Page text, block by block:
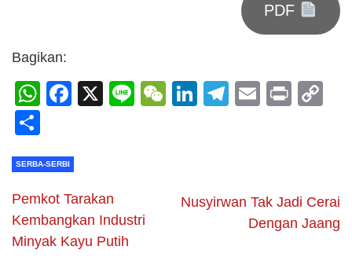
PDF
Bagikan:
WhatsApp
Facebook
X LineWeChat
LinkedIn
Telegram
Email
Print
SERBA-SERBI
Pemkot Tarakan
Kembangkan Industri
Minyak Kayu Putih
Nusyirwan Tak Jadi Cerai
Dengan Jaang